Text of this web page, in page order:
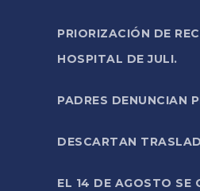
PRIORIZACIÓN DE
HOSPITAL DE JULI.
PADRES DENUNCIAN
DESCARTAN
EL 14 DE AGOSTO SE